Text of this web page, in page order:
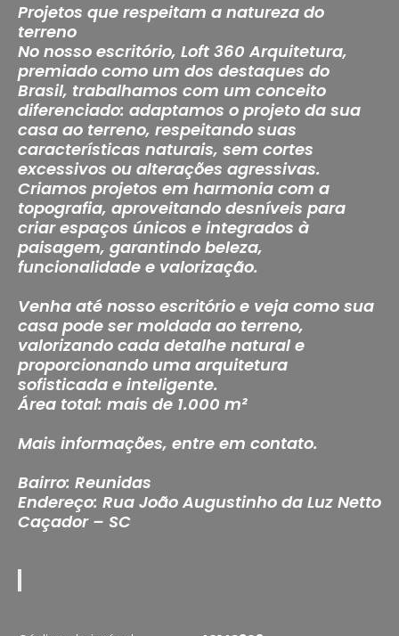
Projetos que respeitam a natureza do
terreno
No nosso escritório, Loft 360 Arquitetura,
premiado como um dos destaques do
Brasil, trabalhamos com um conceito
diferenciado: adaptamos o projeto da sua
casa ao terreno, respeitando suas
características naturais, sem cortes
excessivos ou alterações agressivas.
Criamos projetos em harmonia com a
topografia, aproveitando desníveis para
criar espaços únicos e integrados à
paisagem, garantindo beleza,
funcionalidade e valorização.
Venha até nosso escritório e veja como sua
casa pode ser moldada ao terreno,
valorizando cada detalhe natural e
proporcionando uma arquitetura
sofisticada e inteligente.
Área total: mais de 1.000 m²
Mais informações, entre em contato.
Bairro: Reunidas
Endereço: Rua João Augustinho da Luz Netto
Caçador – SC